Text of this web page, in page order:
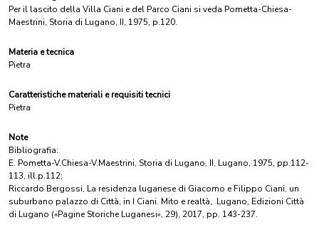
Per il lascito della Villa Ciani e del Parco Ciani si veda Pometta-Chiesa-
Maestrini, Storia di Lugano, II, 1975, p.120.
Materia e tecnica
Pietra
Caratteristiche materiali e requisiti tecnici
Pietra
Note
Bibliografia:
E. Pometta-V.Chiesa-V.Maestrini, Storia di Lugano, II, Lugano, 1975, pp.112-
113, ill.p.112;
Riccardo Bergossi, La residenza luganese di Giacomo e Filippo Ciani, un
suburbano palazzo di Città, in I Ciani. Mito e realtà, Lugano, Edizioni Città
di Lugano («Pagine Storiche Luganesi», 29), 2017, pp. 143-237.